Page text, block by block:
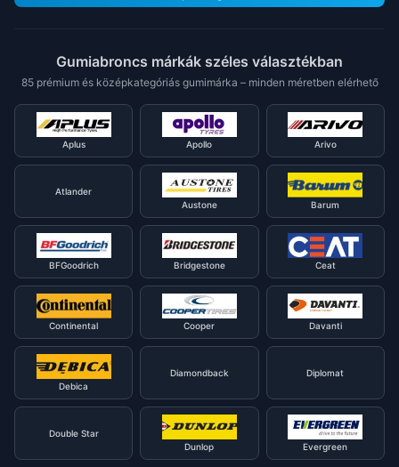
Gumiabroncs márkák széles választékban
85 prémium és középkategóriás gumimárka – minden méretben elérhető
Aplus Apollo Arivo
Atlander
Austone
Barum
BFGoodrich Bridgestone Ceat
Continental Cooper Davanti
Debica
Diamondback Diplomat
Double Star
Dunlop
Evergreen